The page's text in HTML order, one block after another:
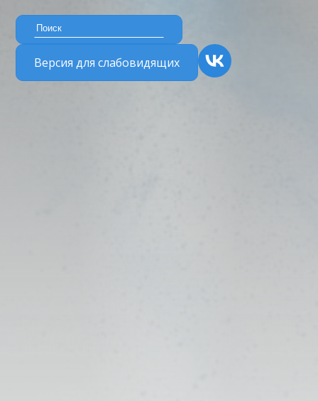
Версия для слабовидящих